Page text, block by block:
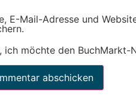
E-Mail-Adresse und
ich möchte den BuchMarkt-